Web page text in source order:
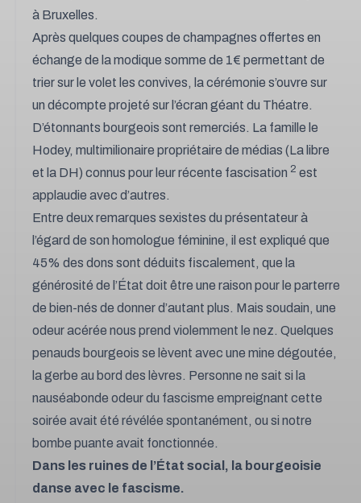
à Bruxelles.
Après quelques coupes de champagnes offertes en
échange de la modique somme de 1€ permettant de
trier sur le volet les convives, la cérémonie s’ouvre sur
un décompte projeté sur l’écran géant du Théatre.
D’étonnants bourgeois sont remerciés. La famille le
Hodey, multimilionaire propriétaire de médias (La libre
et la DH) connus pour leur récente fascisation 2 est
applaudie avec d’autres.
Entre deux remarques sexistes du présentateur à
l’égard de son homologue féminine, il est expliqué que
45% des dons sont déduits fiscalement, que la
générosité de l’État doit être une raison pour le parterre
de bien-nés de donner d’autant plus. Mais soudain, une
odeur acérée nous prend violemment le nez. Quelques
penauds bourgeois se lèvent avec une mine dégoutée,
la gerbe au bord des lèvres. Personne ne sait si la
nauséabonde odeur du fascisme empreignant cette
soirée avait été révélée spontanément, ou si notre
bombe puante avait fonctionnée.
Dans les ruines de l’État social, la bourgeoisie
danse avec le fascisme.